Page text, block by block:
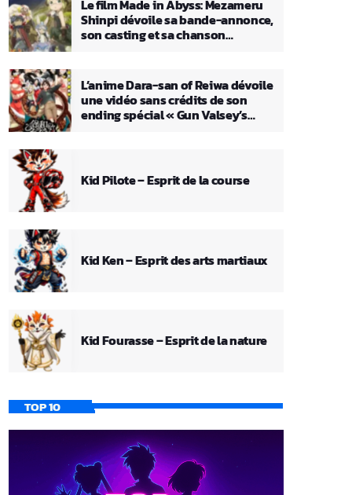
Le film Made in Abyss: Mezameru
Shinpi dévoile sa bande-annonce,
son casting et sa chanson
L’anime Dara-san of Reiwa dévoile
une vidéo sans crédits de son
ending spécial « Gun Valsey’s
Kid Pilote – Esprit de la course
Kid Ken – Esprit des arts martiaux
Kid Fourasse – Esprit de la nature
TOP 10